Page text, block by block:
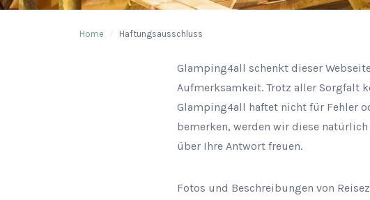
Home Haftungsausschluss
Glamping4all schenkt dieser
Aufmerksamkeit. Trotz aller Sorgfalt
Glamping4all haftet nicht für Fehler
bemerken, werden wir diese
über Ihre Antwort freuen.
Fotos und Beschreibungen von